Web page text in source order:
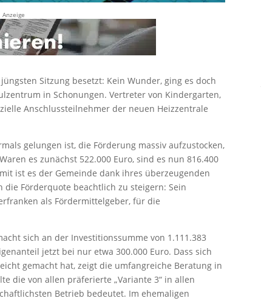
Anzeige
Sitzung besetzt: Kein Wunder, ging es doch
in Schonungen. Vertreter von Kindergarten,
Anschlussteilnehmer der neuen Heizzentrale
gelungen ist, die Förderung massiv aufzustocken,
es zunächst 522.000 Euro, sind es nun 816.400
ist es der Gemeinde dank ihres überzeugenden
Förderquote beachtlich zu steigern: Sein
als Fördermittelgeber, für die
sich an der Investitionssumme von 1.111.383
jetzt bei nur etwa 300.000 Euro. Dass sich
gemacht hat, zeigt die umfangreiche Beratung in
die von allen präferierte „Variante 3“ in allen
Betrieb bedeutet. Im ehemaligen